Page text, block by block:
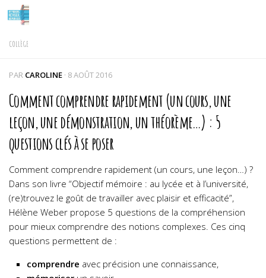
Skip to content
COLLÈGE
PAR CAROLINE · 8 AOÛT 2016
Comment comprendre rapidement (un cours, une
leçon, une démonstration, un théorème…) : 5
questions clés à se poser
Comment comprendre rapidement (un cours, une leçon…) ?
Dans son livre “Objectif mémoire : au lycée et à l’université,
(re)trouvez le goût de travailler avec plaisir et efficacité”,
Hélène Weber propose 5 questions de la compréhension
pour mieux comprendre des notions complexes. Ces cinq
questions permettent de :
comprendre avec précision une connaissance,